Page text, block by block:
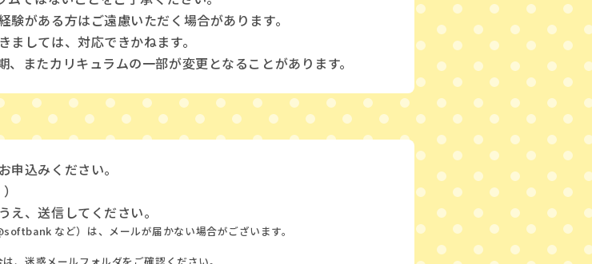
がある方はご遠慮いただく場合があります。
しては、対応できかねます。
またカリキュラムの一部が変更となることがあります。
込みください。
、送信してください。
など）は、メールが届かない場合がございます。